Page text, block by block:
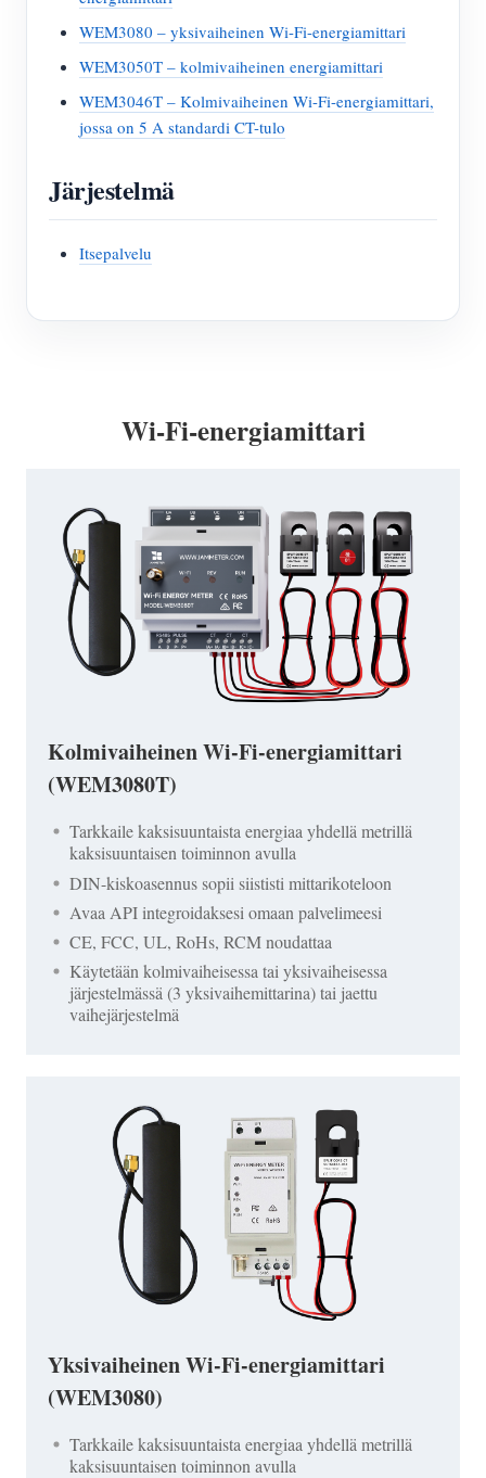
WEM3080 – yksivaiheinen Wi-Fi-energiamittari
WEM3050T – kolmivaiheinen energiamittari
WEM3046T – Kolmivaiheinen Wi-Fi-energiamittari,
jossa on 5 A standardi CT-tulo
Järjestelmä
Itsepalvelu
Wi-Fi-energiamittari
Kolmivaiheinen Wi-Fi-energiamittari
(WEM3080T)
Tarkkaile kaksisuuntaista energiaa yhdellä metrillä
kaksisuuntaisen toiminnon avulla
DIN-kiskoasennus sopii siististi mittarikoteloon
Avaa API integroidaksesi omaan palvelimeesi
CE, FCC, UL, RoHs, RCM noudattaa
Käytetään kolmivaiheisessa tai yksivaiheisessa
järjestelmässä (3 yksivaihemittarina) tai jaettu
vaihejärjestelmä
Yksivaiheinen Wi-Fi-energiamittari
(WEM3080)
Tarkkaile kaksisuuntaista energiaa yhdellä metrillä
kaksisuuntaisen toiminnon avulla